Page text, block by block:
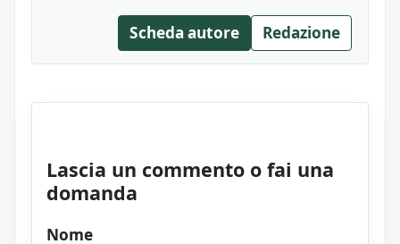
Scheda autore Redazione
Lascia un commento o fai una
domanda
Nome